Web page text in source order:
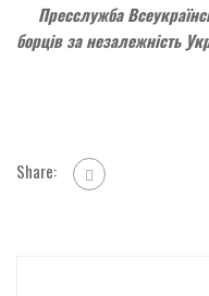
Пресслужба
борців за незалежність
Share: